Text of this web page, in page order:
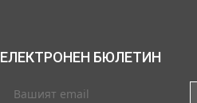
ЕЛЕКТРОНЕН БЮЛЕТИН